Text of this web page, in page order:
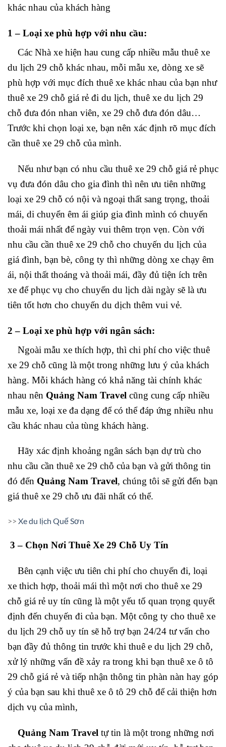
khác nhau của khách hàng
1 – Loại xe phù hợp với nhu cầu:
Các Nhà xe hiện hau cung cấp nhiều mẫu thuê xe
du lịch 29 chỗ khác nhau, mỗi mẫu xe, dòng xe sẽ
phù hợp với mục đích thuê xe khác nhau của bạn như
thuê xe 29 chỗ giá rẻ đi du lịch, thuê xe du lịch 29
chỗ đưa đón nhan viên, xe 29 chỗ đưa đón dâu…
Trước khi chọn loại xe, bạn nên xác định rõ mục đích
cần thuê xe 29 chỗ của mình.
Nếu như bạn có nhu cầu thuê xe 29 chỗ giá rẻ phục
vụ đưa đón dâu cho gia đình thì nên ưu tiên những
loại xe 29 chỗ có nội và ngoại thất sang trọng, thoải
mái, di chuyển êm ái giúp gia đình mình có chuyến
thoải mái nhất để ngày vui thêm trọn vẹn. Còn với
nhu cầu cần thuê xe 29 chỗ cho chuyến du lịch của
giá đình, bạn bè, công ty thì những dòng xe chạy êm
ái, nội thất thoáng và thoải mái, đầy đủ tiện ích trên
xe để phục vụ cho chuyến du lịch dài ngày sẽ là ưu
tiên tốt hơn cho chuyến du dịch thêm vui vẻ.
2 – Loại xe phù hợp với ngân sách:
Ngoài mẫu xe thích hợp, thì chi phí cho việc thuê
xe 29 chỗ cũng là một trong những lưu ý của khách
hàng. Mỗi khách hàng có khả năng tài chính khác
nhau nên Quảng Nam Travel cũng cung cấp nhiều
mẫu xe, loại xe đa dạng để có thể đáp ứng nhiều nhu
cầu khác nhau của tùng khách hàng.
Hãy xác định khoảng ngân sách bạn dự trù cho
nhu cầu cần thuê xe 29 chỗ của bạn và gửi thông tin
đó đến Quảng Nam Travel, chúng tôi sẽ gửi đến bạn
giá thuê xe 29 chỗ ưu đãi nhất có thể.
>> Xe du lịch Quế Sơn
3 – Chọn Nơi Thuê Xe 29 Chỗ Uy Tín
Bên cạnh việc ưu tiên chi phí cho chuyến đi, loại
xe thich hợp, thoải mái thì một nơi cho thuê xe 29
chỗ giá rẻ uy tín cũng là một yếu tố quan trọng quyết
định đến chuyến đi của bạn. Một công ty cho thuê xe
du lịch 29 chỗ uy tín sẽ hỗ trợ bạn 24/24 tư vấn cho
bạn đầy đủ thông tin trước khi thuê e du lịch 29 chỗ,
xử lý những vấn đề xảy ra trong khi bạn thuê xe ô tô
29 chỗ giá rẻ và tiếp nhận thông tin phàn nàn hay góp
ý của bạn sau khi thuê xe ô tô 29 chỗ để cải thiện hơn
dịch vụ của mình,
Quảng Nam Travel tự tin là một trong những nơi